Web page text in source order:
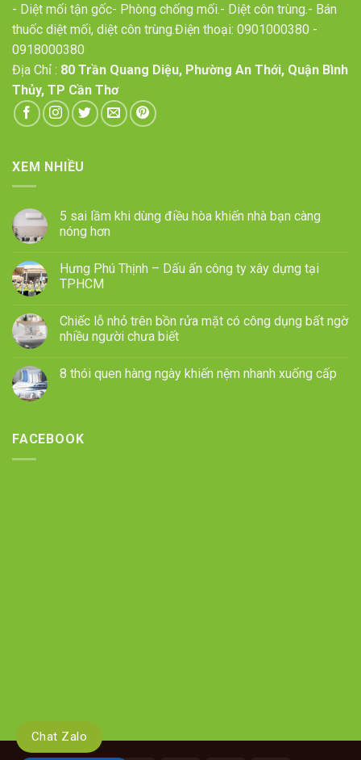
- Diệt mối tận gốc- Phòng chống mối.- Diệt côn trùng.- Bán
thuốc diệt mối, diệt côn trùng.Điện thoại: 0901000380 -
0918000380
Địa Chỉ : 80 Trần Quang Diệu, Phường An Thới, Quận Bình
Thủy, TP Cần Thơ
XEM NHIỀU
5 sai lầm khi dùng điều hòa khiến nhà bạn càng
nóng hơn
Hưng Phú Thịnh – Dấu ấn công ty xây dựng tại
TPHCM
Chiếc lỗ nhỏ trên bồn rửa mặt có công dụng bất ngờ
nhiều người chưa biết
8 thói quen hàng ngày khiến nệm nhanh xuống cấp
FACEBOOK
Chat Zalo